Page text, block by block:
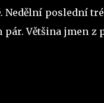
Nedělní poslední
pár. Většina jmen